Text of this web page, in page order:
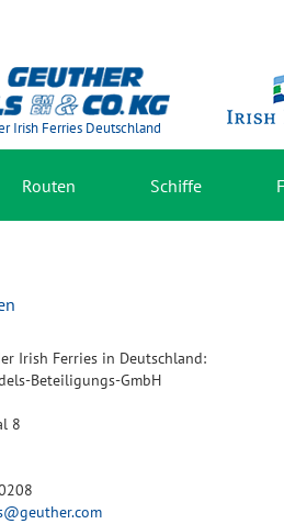
Irish Ferries Deutschland
Routen Schiffe
Irish Ferries in Deutschland:
Beteiligungs-GmbH
8